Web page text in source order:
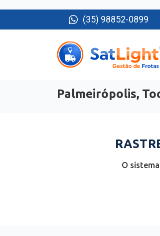
(35) 98852-0899
Palmeirópolis,
O